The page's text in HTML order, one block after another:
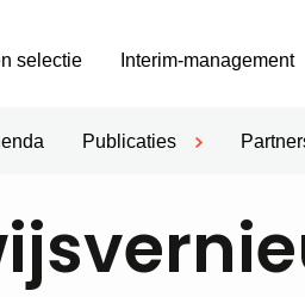
Publicaties
selectie Interim-management